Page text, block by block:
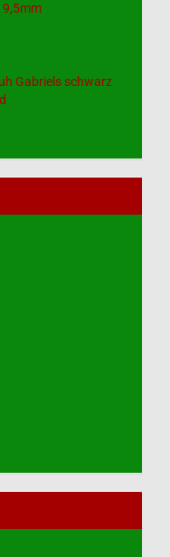
9,5mm
Gabriels schwarz